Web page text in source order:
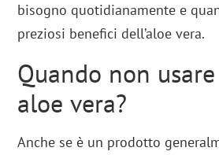
bisogno quotidianamente e
preziosi benefici dell’aloe vera.
Quando non
aloe vera?
Anche se è un prodotto